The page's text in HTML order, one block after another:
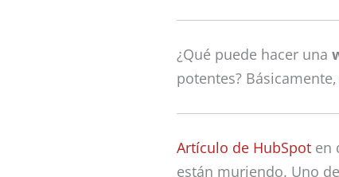
¿Qué puede hacer una
potentes? Básicamente,
Artículo de HubSpot en
están muriendo. Uno